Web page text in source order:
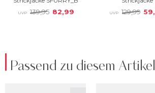
Passend zu diesem Artikel